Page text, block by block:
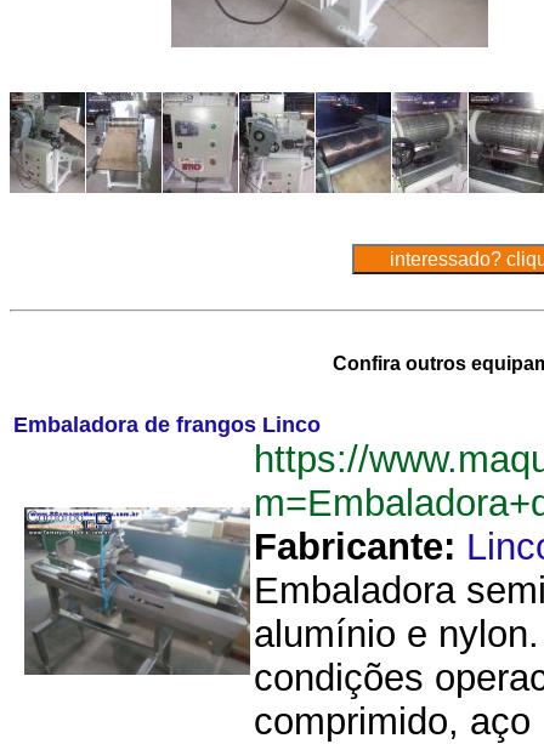
Confira outros
Embaladora de frangos Linco
https://
Fabricante:
Embaladora
alumínio e
condições
comprimido,